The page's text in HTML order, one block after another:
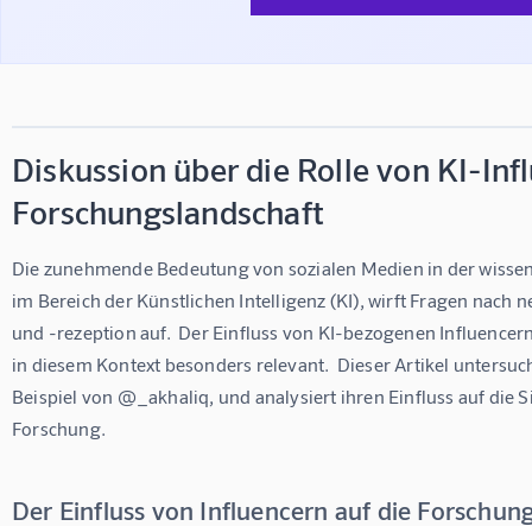
Diskussion über die Rolle von KI-
Forschungslandschaft
Die zunehmende Bedeutung von sozialen Medien in der
im Bereich der Künstlichen Intelligenz (KI), wirft Fragen nach
und -rezeption auf.  Der Einfluss von KI-bezogenen
in diesem Kontext besonders relevant.  Dieser Artikel
Beispiel von @_akhaliq, und analysiert ihren Einfluss auf die
Forschung.
Der Einfluss von Influencern auf die